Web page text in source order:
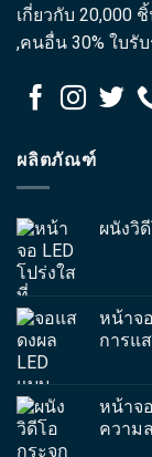
เกี่ยวกับ 20,000
,คนอื่น 30% ใบรับ
ผลิตภัณฑ์
ผนังวิ
หน้าจ
การแ
หน้าจ
ความ